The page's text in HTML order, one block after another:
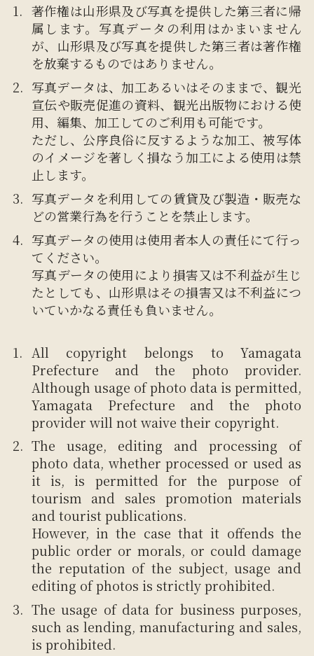
著作権は山形県及び写真を提供した第三者に帰
属します。写真データの利用はかまいません
が、山形県及び写真を提供した第三者は著作権
を放棄するものではありません。
写真データは、加工あるいはそのままで、観光
宣伝や販売促進の資料、観光出版物における使
用、編集、加工してのご利用も可能です。
ただし、公序良俗に反するような加工、被写体
のイメージを著しく損なう加工による使用は禁
止します。
写真データを利用しての賃貸及び製造・販売な
どの営業行為を行うことを禁止します。
写真データの使用は使用者本人の責任にて行っ
てください。
写真データの使用により損害又は不利益が生じ
たとしても、山形県はその損害又は不利益につ
いていかなる責任も負いません。
All copyright belongs to Yamagata
Prefecture and the photo provider.
Although usage of photo data is permitted,
Yamagata Prefecture and the photo
provider will not waive their copyright.
The usage, editing and processing of
photo data, whether processed or used as
it is, is permitted for the purpose of
tourism and sales promotion materials
and tourist publications.
However, in the case that it offends the
public order or morals, or could damage
the reputation of the subject, usage and
editing of photos is strictly prohibited.
The usage of data for business purposes,
such as lending, manufacturing and sales,
is prohibited.